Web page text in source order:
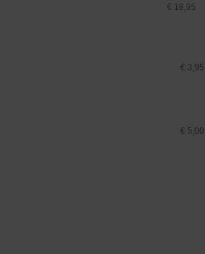
€ 18,95
€ 3,95
€ 5,00